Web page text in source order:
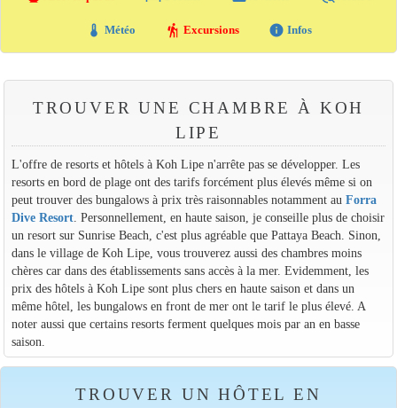
thermostat Météo hiking Excursions info Infos
TROUVER UNE CHAMBRE À KOH
LIPE
L'offre de resorts et hôtels à Koh Lipe n'arrête pas se développer. Les
resorts en bord de plage ont des tarifs forcément plus élevés même si on
peut trouver des bungalows à prix très raisonnables notamment au Forra
Dive Resort. Personnellement, en haute saison, je conseille plus de choisir
un resort sur Sunrise Beach, c'est plus agréable que Pattaya Beach. Sinon,
dans le village de Koh Lipe, vous trouverez aussi des chambres moins
chères car dans des établissements sans accès à la mer. Evidemment, les
prix des hôtels à Koh Lipe sont plus chers en haute saison et dans un
même hôtel, les bungalows en front de mer ont le tarif le plus élevé. A
noter aussi que certains resorts ferment quelques mois par an en basse
saison.
TROUVER UN HÔTEL EN